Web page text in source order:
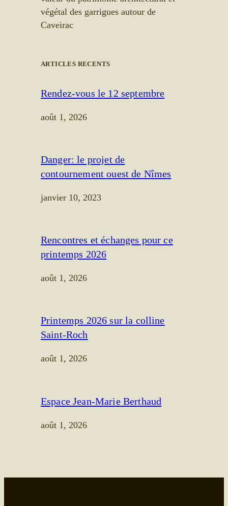
végétal des garrigues autour de
Caveirac
ARTICLES RECENTS
Rendez-vous le 12 septembre
août 1, 2026
Danger: le projet de
contournement ouest de Nîmes
janvier 10, 2023
Rencontres et échanges pour ce
printemps 2026
août 1, 2026
Printemps 2026 sur la colline
Saint-Roch
août 1, 2026
Espace Jean-Marie Berthaud
août 1, 2026